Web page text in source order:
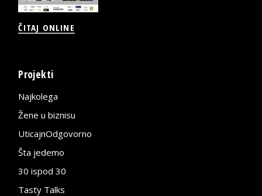
ČITAJ ONLINE
Projekti
Najkolega
Žene u biznisu
UticajnOdgovorno
Šta jedemo
30 ispod 30
Tasty Talks